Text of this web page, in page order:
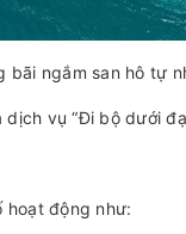
ngắm san hô tự
vụ “Đi bộ dưới
hoạt động như: